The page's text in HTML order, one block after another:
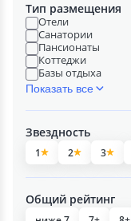
Тип размещения
Отели
Санатории
Пансионаты
Коттеджи
Базы отдыха
Показать все
Звездность
1 2 3
Общий рейтинг